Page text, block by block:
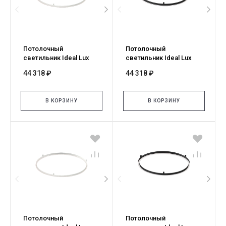
Потолочный
светильник Ideal Lux
ROUND 4000K ON-OFF BI
44 318 ₽
В КОРЗИНУ
Потолочный
светильник Ideal Lux
ROUND 4000K ON-OFF NE
44 318 ₽
В КОРЗИНУ
Потолочный
Потолочный